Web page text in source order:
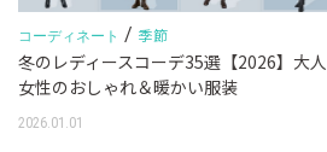
コーディネート / 季節
冬のレディースコーデ35選【2026】大人
女性のおしゃれ＆暖かい服装
2026.01.01